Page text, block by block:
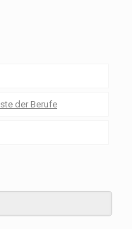
der Berufe